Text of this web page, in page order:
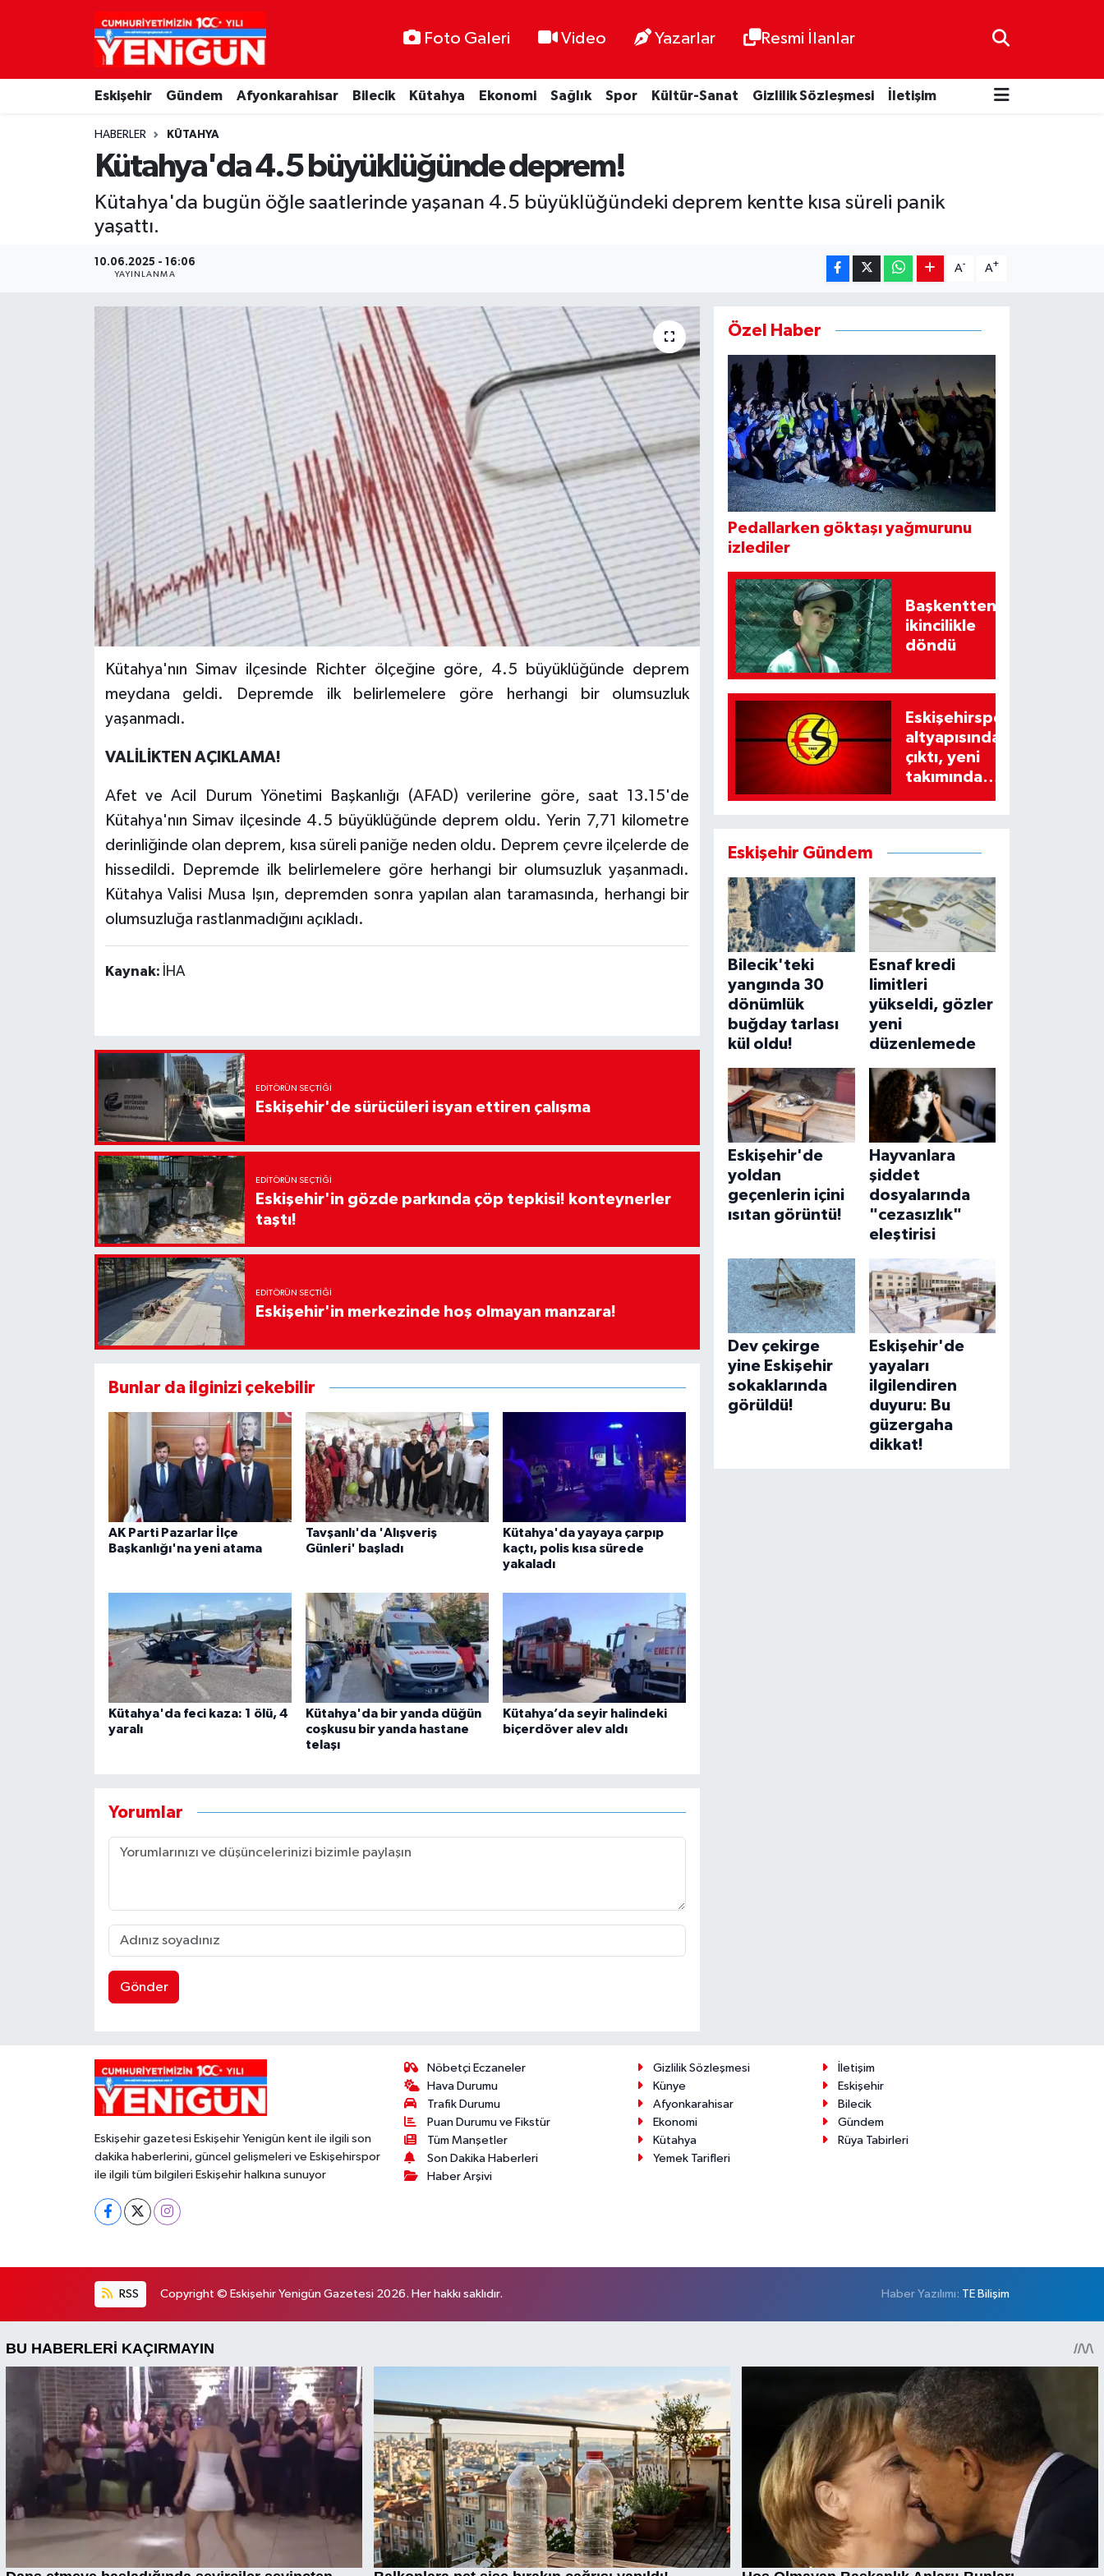
Foto Galeri Video Yazarlar Resmi İlanlar
Eskişehir Gündem Afyonkarahisar Bilecik Kütahya Ekonomi Sağlık Spor Kültür-Sanat Gizlilik Sözleşmesi İletişim
HABERLER KÜTAHYA
Kütahya'da 4.5 büyüklüğünde deprem!
Kütahya'da bugün öğle saatlerinde yaşanan 4.5 büyüklüğündeki deprem kentte kısa süreli panik
yaşattı.
10.06.2025 - 16:06
YAYINLANMA
A- A+
Kütahya'nın Simav ilçesinde Richter ölçeğine göre, 4.5 büyüklüğünde deprem
meydana geldi. Depremde ilk belirlemelere göre herhangi bir olumsuzluk
yaşanmadı.
VALİLİKTEN AÇIKLAMA!
Afet ve Acil Durum Yönetimi Başkanlığı (AFAD) verilerine göre, saat 13.15'de
Kütahya'nın Simav ilçesinde 4.5 büyüklüğünde deprem oldu. Yerin 7,71 kilometre
derinliğinde olan deprem, kısa süreli paniğe neden oldu. Deprem çevre ilçelerde de
hissedildi. Depremde ilk belirlemelere göre herhangi bir olumsuzluk yaşanmadı.
Kütahya Valisi Musa Işın, depremden sonra yapılan alan taramasında, herhangi bir
olumsuzluğa rastlanmadığını açıkladı.
Kaynak: İHA
EDITÖRÜN SEÇTIĞI
Eskişehir'de sürücüleri isyan ettiren çalışma
EDITÖRÜN SEÇTIĞI
Eskişehir'in gözde parkında çöp tepkisi! konteynerler
taştı!
EDITÖRÜN SEÇTIĞI
Eskişehir'in merkezinde hoş olmayan manzara!
Bunlar da ilginizi çekebilir
AK Parti Pazarlar İlçe
Başkanlığı'na yeni atama
Tavşanlı'da 'Alışveriş
Günleri' başladı
Kütahya'da yayaya çarpıp
kaçtı, polis kısa sürede
yakaladı
Kütahya'da feci kaza: 1 ölü, 4
yaralı
Kütahya'da bir yanda düğün
coşkusu bir yanda hastane
telaşı
Kütahya’da seyir halindeki
biçerdöver alev aldı
Yorumlar
Gönder
Özel Haber
Pedallarken göktaşı yağmurunu
izlediler
Başkentten
ikincilikle
döndü
Eskişehirspor
altyapısından
çıktı, yeni
takımında
Eskişehir Gündem
Bilecik'teki
yangında 30
dönümlük
buğday tarlası
kül oldu!
Esnaf kredi
limitleri
yükseldi, gözler
yeni
düzenlemede
Eskişehir'de
yoldan
geçenlerin içini
ısıtan görüntü!
Hayvanlara
şiddet
dosyalarında
"cezasızlık"
eleştirisi
Dev çekirge
yine Eskişehir
sokaklarında
görüldü!
Eskişehir'de
yayaları
ilgilendiren
duyuru: Bu
güzergaha
dikkat!
Eskişehir gazetesi Eskişehir Yenigün kent ile ilgili son
dakika haberlerini, güncel gelişmeleri ve Eskişehirspor
ile ilgili tüm bilgileri Eskişehir halkına sunuyor
Nöbetçi Eczaneler
Hava Durumu
Trafik Durumu
Puan Durumu ve Fikstür
Tüm Manşetler
Son Dakika Haberleri
Haber Arşivi
Gizlilik Sözleşmesi
İletişim
Künye
Eskişehir
Afyonkarahisar
Bilecik
Ekonomi
Gündem
Kütahya
Rüya Tabirleri
Yemek Tarifleri
RSS Copyright © Eskişehir Yenigün Gazetesi 2026. Her hakkı saklıdır. Haber Yazılımı: TE Bilişim
Nöbetçi Eczaneler
Hava Durumu
Tüm Manşetler
Son Dakika Haberleri